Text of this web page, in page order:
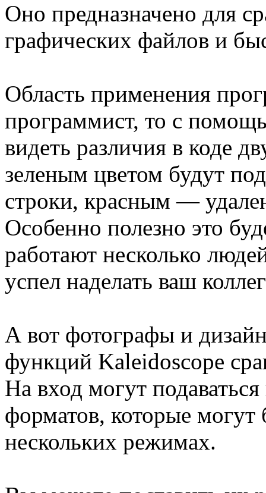
Оно предназначено для
графических файлов и
Область применения
программист, то с
видеть различия в коде
зеленым цветом будут
строки, красным —
Особенно полезно это
работают несколько
успел наделать ваш
А вот фотографы и
функций Kaleidoscope
На вход могут
форматов, которые
нескольких режимах.